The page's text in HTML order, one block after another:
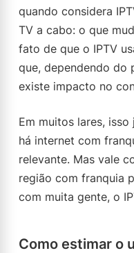
quando considera
TV a cabo: o que
fato de que o IPTV
que, dependendo do
existe impacto no
Em muitos lares,
há internet com
relevante. Mas vale
região com franquia
com muita gente, o
Como estimar o